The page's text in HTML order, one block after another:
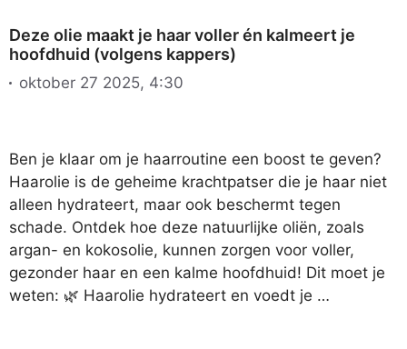
Deze olie maakt je haar voller én kalmeert je
hoofdhuid (volgens kappers)
oktober 27 2025, 4:30
Ben je klaar om je haarroutine een boost te geven?
Haarolie is de geheime krachtpatser die je haar niet
alleen hydrateert, maar ook beschermt tegen
schade. Ontdek hoe deze natuurlijke oliën, zoals
argan- en kokosolie, kunnen zorgen voor voller,
gezonder haar en een kalme hoofdhuid! Dit moet je
weten: 🌿 Haarolie hydrateert en voedt je …